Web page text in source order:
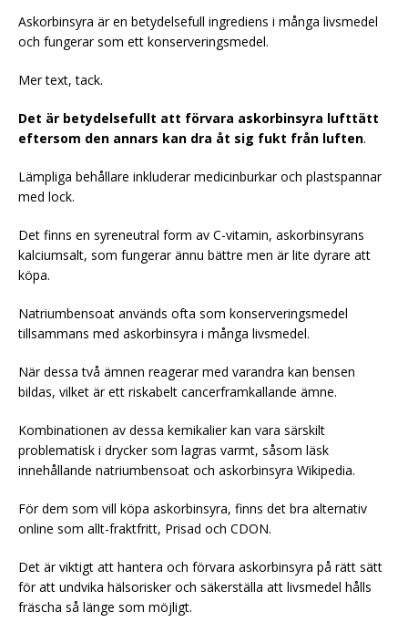
Askorbinsyra är en betydelsefull ingrediens i många livsmedel
och fungerar som ett konserveringsmedel.
Mer text, tack.
Det är betydelsefullt att förvara askorbinsyra lufttätt
eftersom den annars kan dra åt sig fukt från luften.
Lämpliga behållare inkluderar medicinburkar och plastspannar
med lock.
Det finns en syreneutral form av C-vitamin, askorbinsyrans
kalciumsalt, som fungerar ännu bättre men är lite dyrare att
köpa.
Natriumbensoat används ofta som konserveringsmedel
tillsammans med askorbinsyra i många livsmedel.
När dessa två ämnen reagerar med varandra kan bensen
bildas, vilket är ett riskabelt cancerframkallande ämne.
Kombinationen av dessa kemikalier kan vara särskilt
problematisk i drycker som lagras varmt, såsom läsk
innehållande natriumbensoat och askorbinsyra Wikipedia.
För dem som vill köpa askorbinsyra, finns det bra alternativ
online som allt-fraktfritt, Prisad och CDON.
Det är viktigt att hantera och förvara askorbinsyra på rätt sätt
för att undvika hälsorisker och säkerställa att livsmedel hålls
fräscha så länge som möjligt.